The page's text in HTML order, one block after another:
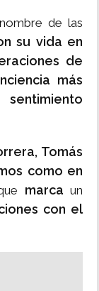
de las
su vida en
de
más
Tomás
como en
marca un
con el